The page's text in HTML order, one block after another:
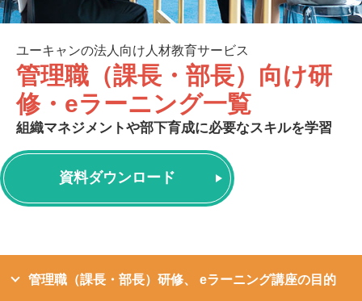
ユーキャンの法人向け人材教育サービス
管理職（課長・部長）向け研
修・eラーニング一覧
組織マネジメントや部下育成に必要なスキルを学習
資料ダウンロード
管理職（課長・部長）研修、 eラーニング講座の目的